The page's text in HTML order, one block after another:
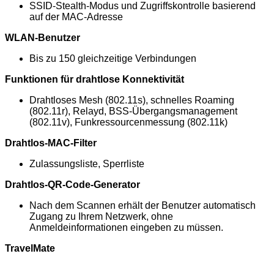
SSID-Stealth-Modus und Zugriffskontrolle basierend
auf der MAC-Adresse
WLAN-Benutzer
Bis zu 150 gleichzeitige Verbindungen
Funktionen für drahtlose Konnektivität
Drahtloses Mesh (802.11s), schnelles Roaming
(802.11r), Relayd, BSS-Übergangsmanagement
(802.11v), Funkressourcenmessung (802.11k)
Drahtlos-MAC-Filter
Zulassungsliste, Sperrliste
Drahtlos-QR-Code-Generator
Nach dem Scannen erhält der Benutzer automatisch
Zugang zu Ihrem Netzwerk, ohne
Anmeldeinformationen eingeben zu müssen.
TravelMate